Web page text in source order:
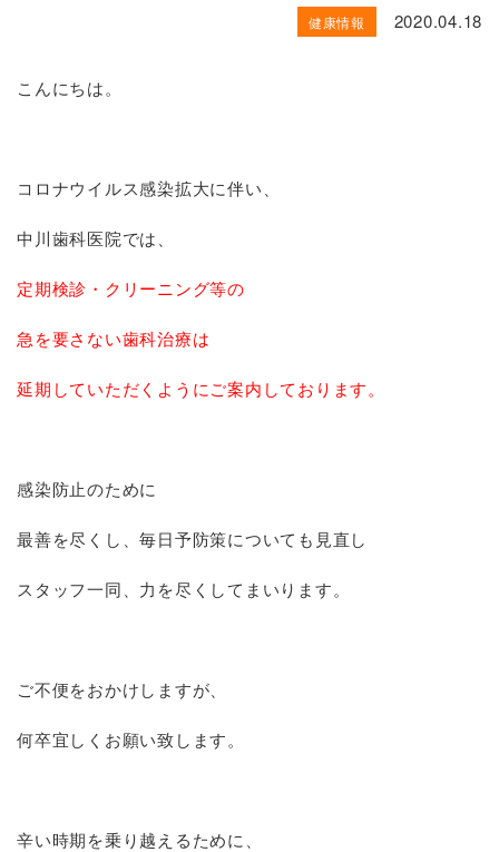
健康情報 2020.04.18
こんにちは。
コロナウイルス感染拡大に伴い、
中川歯科医院では、
定期検診・クリーニング等の
急を要さない歯科治療は
延期していただくようにご案内しております。
感染防止のために
最善を尽くし、毎日予防策についても見直し
スタッフ一同、力を尽くしてまいります。
ご不便をおかけしますが、
何卒宜しくお願い致します。
辛い時期を乗り越えるために、